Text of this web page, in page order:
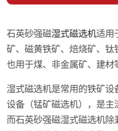
石英砂强磁湿式磁选机适用
矿、磁黄铁矿、焙烧矿、钛
也用于煤、非金属矿、建材
湿式磁选机是常用的铁矿
设备（锰矿磁选机），是主
而石英砂强磁湿式磁选机